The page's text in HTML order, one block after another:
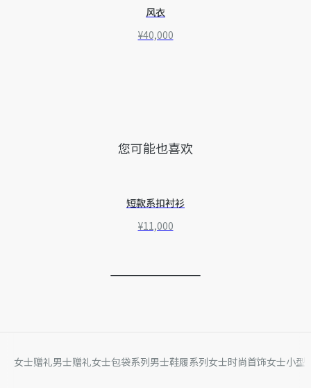
风衣
¥40,000
您可能也喜欢
短款系扣衬衫
¥11,000
女士赠礼男士赠礼女士包袋系列男士鞋履系列女士时尚首饰女士小型